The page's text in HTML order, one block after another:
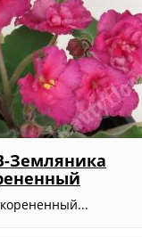
Земляника